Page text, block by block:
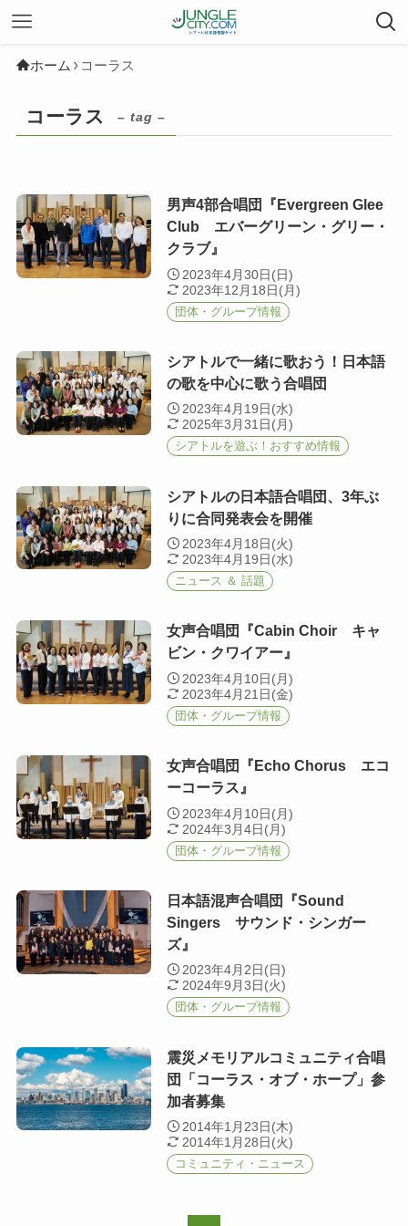
ホーム コーラス
コーラス – tag –
男声4部合唱団『Evergreen Glee
Club エバーグリーン・グリー・
クラブ』
2023年4月30日(日)
2023年12月18日(月)
団体・グループ情報
シアトルで一緒に歌おう！日本語
の歌を中心に歌う合唱団
2023年4月19日(水)
2025年3月31日(月)
シアトルを遊ぶ！おすすめ情報
シアトルの日本語合唱団、3年ぶ
りに合同発表会を開催
2023年4月18日(火)
2023年4月19日(水)
ニュース ＆ 話題
女声合唱団『Cabin Choir キャ
ビン・クワイアー』
2023年4月10日(月)
2023年4月21日(金)
団体・グループ情報
女声合唱団『Echo Chorus エコ
ーコーラス』
2023年4月10日(月)
2024年3月4日(月)
団体・グループ情報
日本語混声合唱団『Sound
Singers サウンド・シンガー
ズ』
2023年4月2日(日)
2024年9月3日(火)
団体・グループ情報
震災メモリアルコミュニティ合唱
団「コーラス・オブ・ホープ」参
加者募集
2014年1月23日(木)
2014年1月28日(火)
コミュニティ・ニュース